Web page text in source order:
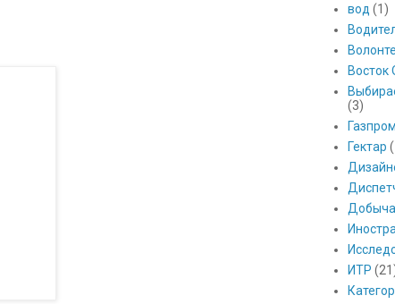
вод (1)
Восток
(3)
Гектар
Добыча
ИТР